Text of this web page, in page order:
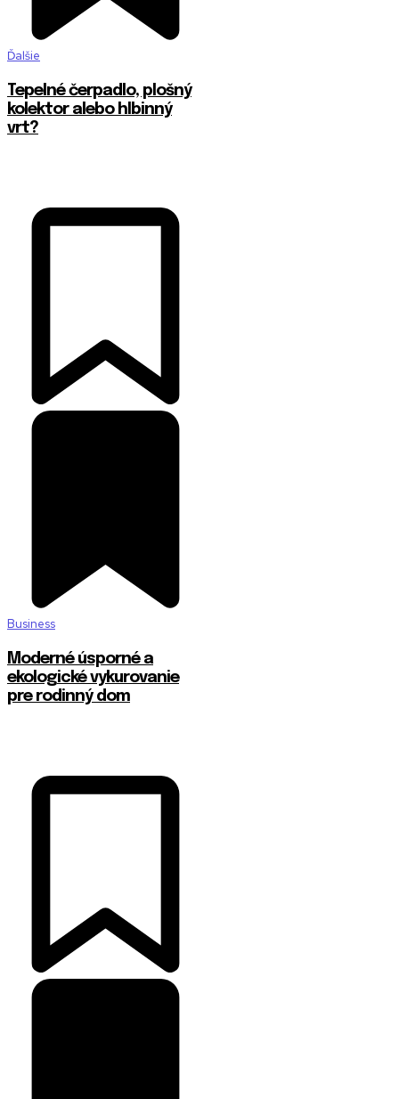
Ďalšie
Tepelné čerpadlo, plošný
kolektor alebo hlbinný
vrt?
Business
Moderné úsporné a
ekologické vykurovanie
pre rodinný dom